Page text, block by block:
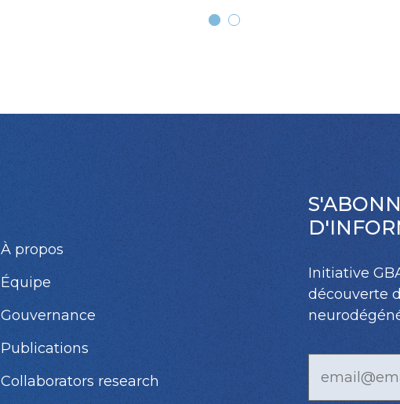
À propos
Équipe
Gouvernance
Publications
Collaborators research
Initiative
découverte